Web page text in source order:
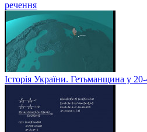
речення
Історія України. Гетьманщина у